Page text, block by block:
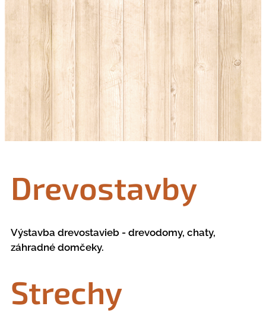
Drevostavby
Výstavba drevostavieb - drevodomy, chaty,
záhradné domčeky.
Strechy